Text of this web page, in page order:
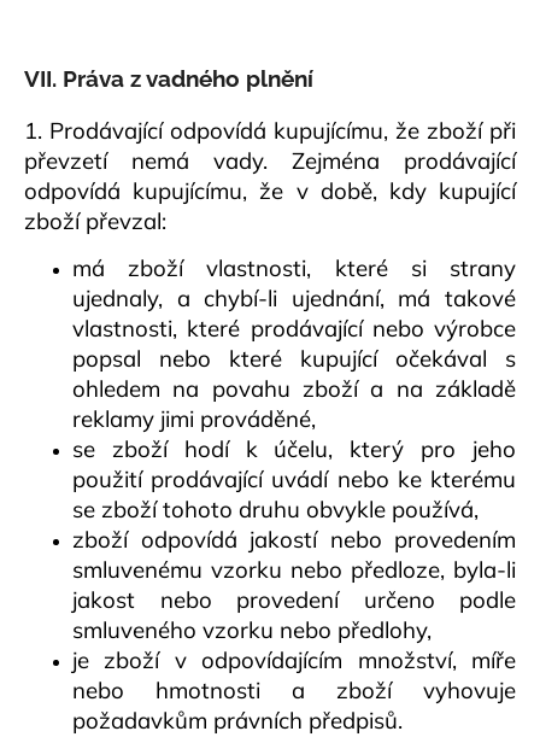
VII. Práva z vadného plnění
1. Prodávající odpovídá kupujícímu, že zboží při
převzetí nemá vady. Zejména prodávající
odpovídá kupujícímu, že v době, kdy kupující
zboží převzal:
má zboží vlastnosti, které si strany
ujednaly, a chybí-li ujednání, má takové
vlastnosti, které prodávající nebo výrobce
popsal nebo které kupující očekával s
ohledem na povahu zboží a na základě
reklamy jimi prováděné,
se zboží hodí k účelu, který pro jeho
použití prodávající uvádí nebo ke kterému
se zboží tohoto druhu obvykle používá,
zboží odpovídá jakostí nebo provedením
smluvenému vzorku nebo předloze, byla-li
jakost nebo provedení určeno podle
smluveného vzorku nebo předlohy,
je zboží v odpovídajícím množství, míře
nebo hmotnosti a zboží vyhovuje
požadavkům právních předpisů.